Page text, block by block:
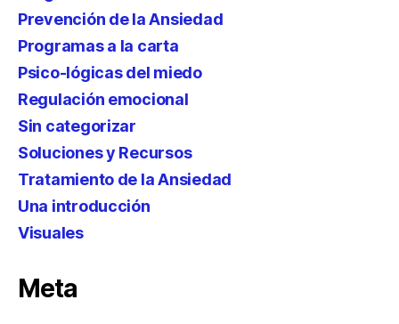
Prevención de la Ansiedad
Programas a la carta
Psico-lógicas del miedo
Regulación emocional
Sin categorizar
Soluciones y Recursos
Tratamiento de la Ansiedad
Una introducción
Visuales
Meta